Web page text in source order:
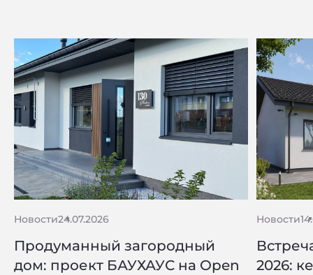
Новости24.07.2026
Продуманный загородный
дом: проект БАУХАУС на Open
Новости
2026: